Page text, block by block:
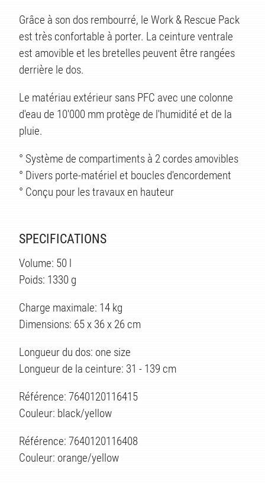
Grâce à son dos rembourré, le Work & Rescue Pack
est très confortable à porter. La ceinture ventrale
est amovible et les bretelles peuvent être rangées
derrière le dos.
Le matériau extérieur sans PFC avec une colonne
d'eau de 10'000 mm protège de l'humidité et de la
pluie.
° Système de compartiments à 2 cordes amovibles
° Divers porte-matériel et boucles d'encordement
° Conçu pour les travaux en hauteur
SPECIFICATIONS
Volume: 50 l
Poids: 1330 g
Charge maximale: 14 kg
Dimensions: 65 x 36 x 26 cm
Longueur du dos: one size
Longueur de la ceinture: 31 - 139 cm
Référence: 7640120116415
Couleur: black/yellow
Référence: 7640120116408
Couleur: orange/yellow